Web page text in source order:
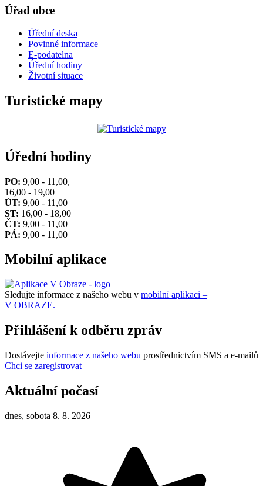
Úřad obce
Úřední deska
Povinné informace
E-podatelna
Úřední hodiny
Životní situace
Turistické mapy
Úřední hodiny
PO: 9,00 - 11,00,
16,00 - 19,00
ÚT: 9,00 - 11,00
ST: 16,00 - 18,00
ČT: 9,00 - 11,00
PÁ: 9,00 - 11,00
Mobilní aplikace
Sledujte informace z našeho webu v mobilní aplikaci –
V OBRAZE.
Přihlášení k odběru zpráv
Dostávejte informace z našeho webu prostřednictvím SMS a e-mailů
Chci se zaregistrovat
Aktuální počasí
dnes, sobota 8. 8. 2026